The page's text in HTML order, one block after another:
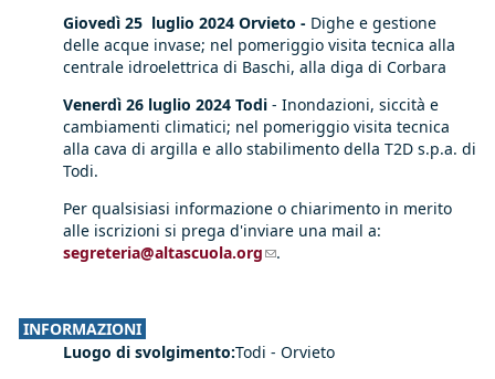
Giovedì 25 luglio 2024 Orvieto - Dighe e gestione
delle acque invase; nel pomeriggio visita tecnica alla
centrale idroelettrica di Baschi, alla diga di Corbara
Venerdì 26 luglio 2024 Todi - Inondazioni, siccità e
cambiamenti climatici; nel pomeriggio visita tecnica
alla cava di argilla e allo stabilimento della T2D s.p.a. di
Todi.
Per qualsisiasi informazione o chiarimento in merito
alle iscrizioni si prega d'inviare una mail a:
segreteria@altascuola.org(link sends e-mail)
.
INFORMAZIONI
Luogo di svolgimento:Todi - Orvieto